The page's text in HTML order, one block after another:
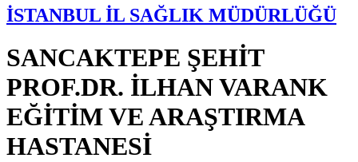
İSTANBUL İL SAĞLIK MÜDÜRLÜĞÜ
SANCAKTEPE ŞEHİT
PROF.DR. İLHAN VARANK
EĞİTİM VE ARAŞTIRMA
HASTANESİ